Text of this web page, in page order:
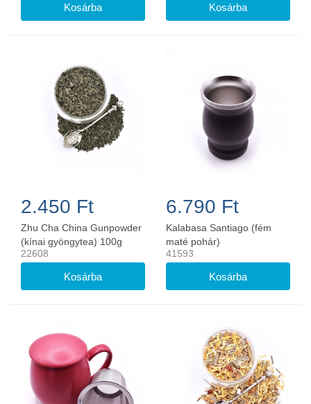
2.450 Ft
Zhu Cha China Gunpowder
(kínai gyöngytea) 100g
22608
6.790 Ft
Kalabasa Santiago (fém
maté pohár)
41593